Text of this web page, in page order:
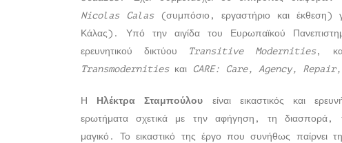
Nicolas Calas(συμπόσιο, εργαστήριο και έκθεση)
Κάλας). Υπό την αιγίδα του Ευρωπαϊκού
ερευνητικού δικτύου
Transitive Modernities,
Transmodernities και CARE: Care, Agency,
Η Ηλέκτρα Σταμπούλου είναι εικαστικός και
ερωτήματα σχετικά με την αφήγηση, τη διασπορά,
μαγικό. Το εικαστικό της έργο που συνήθως παίρνει